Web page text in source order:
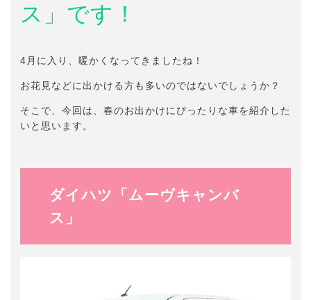
ス」です！
4月に入り、暖かくなってきましたね！
お花見などに出かける方も多いのではないでしょうか？
そこで、今回は、春のお出かけにぴったりな車を紹介した
いと思います。
ダイハツ「ムーヴキャンバ
ス」